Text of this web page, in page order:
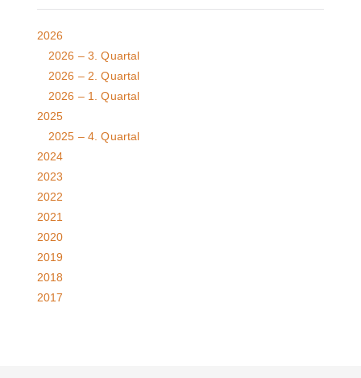
2026
2026 – 3. Quartal
2026 – 2. Quartal
2026 – 1. Quartal
2025
2025 – 4. Quartal
2024
2023
2022
2021
2020
2019
2018
2017